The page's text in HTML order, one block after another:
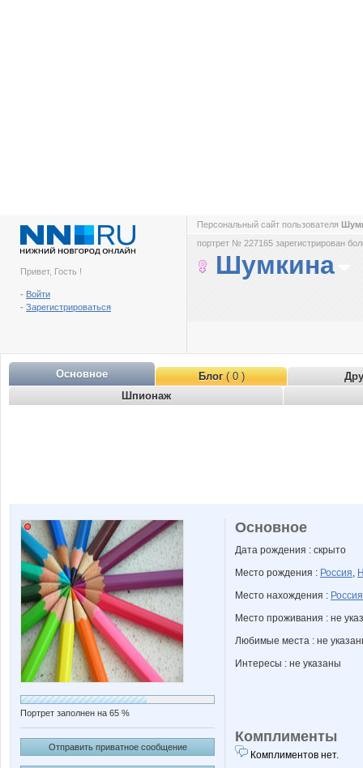
Привет, Гость !
- Войти
- Зарегистрироваться
Персональный сайт пользователя
портрет № 227165 зарегистрирован
Шумкина
Основное Блог( 0 )
Шпионаж
Портрет заполнен на 65 %
Отправить приватное сообщение
Основное
Дата рождения : скрыто
Место рождения : Россия,
Место нахождения : Россия
Место проживания : не
Любимые места : не
Интересы : не указаны
Комплименты
Комплиментов нет.